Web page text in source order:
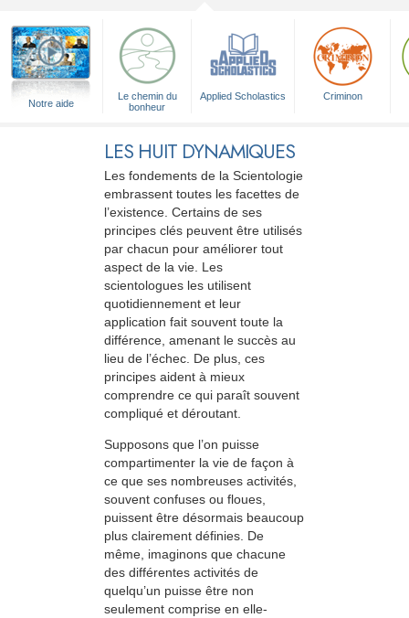
Notre aide
Le chemin du
bonheur
Applied Scholastics Criminon
LES HUIT DYNAMIQUES
Les fondements de la Scientologie
embrassent toutes les facettes de
l’existence. Certains de ses
principes clés peuvent être utilisés
par chacun pour améliorer tout
aspect de la vie. Les
scientologues les utilisent
quotidiennement et leur
application fait souvent toute la
différence, amenant le succès au
lieu de l’échec. De plus, ces
principes aident à mieux
comprendre ce qui paraît souvent
compliqué et déroutant.
Supposons que l’on puisse
compartimenter la vie de façon à
ce que ses nombreuses activités,
souvent confuses ou floues,
puissent être désormais beaucoup
plus clairement définies. De
même, imaginons que chacune
des différentes activités de
quelqu’un puisse être non
seulement comprise en elle-